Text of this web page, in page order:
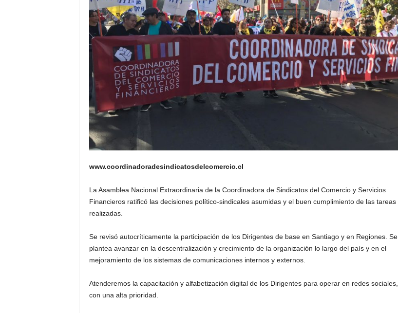
www.coordinadoradesindicatosdelcomercio.cl
La Asamblea Nacional Extraordinaria de la Coordinadora de Sindicatos del Comercio y Servicios
Financieros ratificó las decisiones político-sindicales asumidas y el buen cumplimiento de las tareas
realizadas.
Se revisó autocríticamente la participación de los Dirigentes de base en Santiago y en Regiones. Se
plantea avanzar en la descentralización y crecimiento de la organización lo largo del país y en el
mejoramiento de los sistemas de comunicaciones internos y externos.
Atenderemos la capacitación y alfabetización digital de los Dirigentes para operar en redes sociales,
con una alta prioridad.